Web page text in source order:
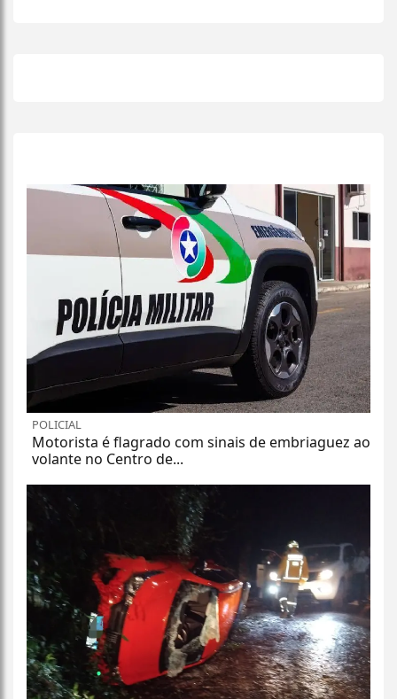
POLICIAL
Motorista é flagrado com sinais de embriaguez ao
volante no Centro de...